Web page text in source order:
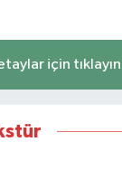
için tıklayın